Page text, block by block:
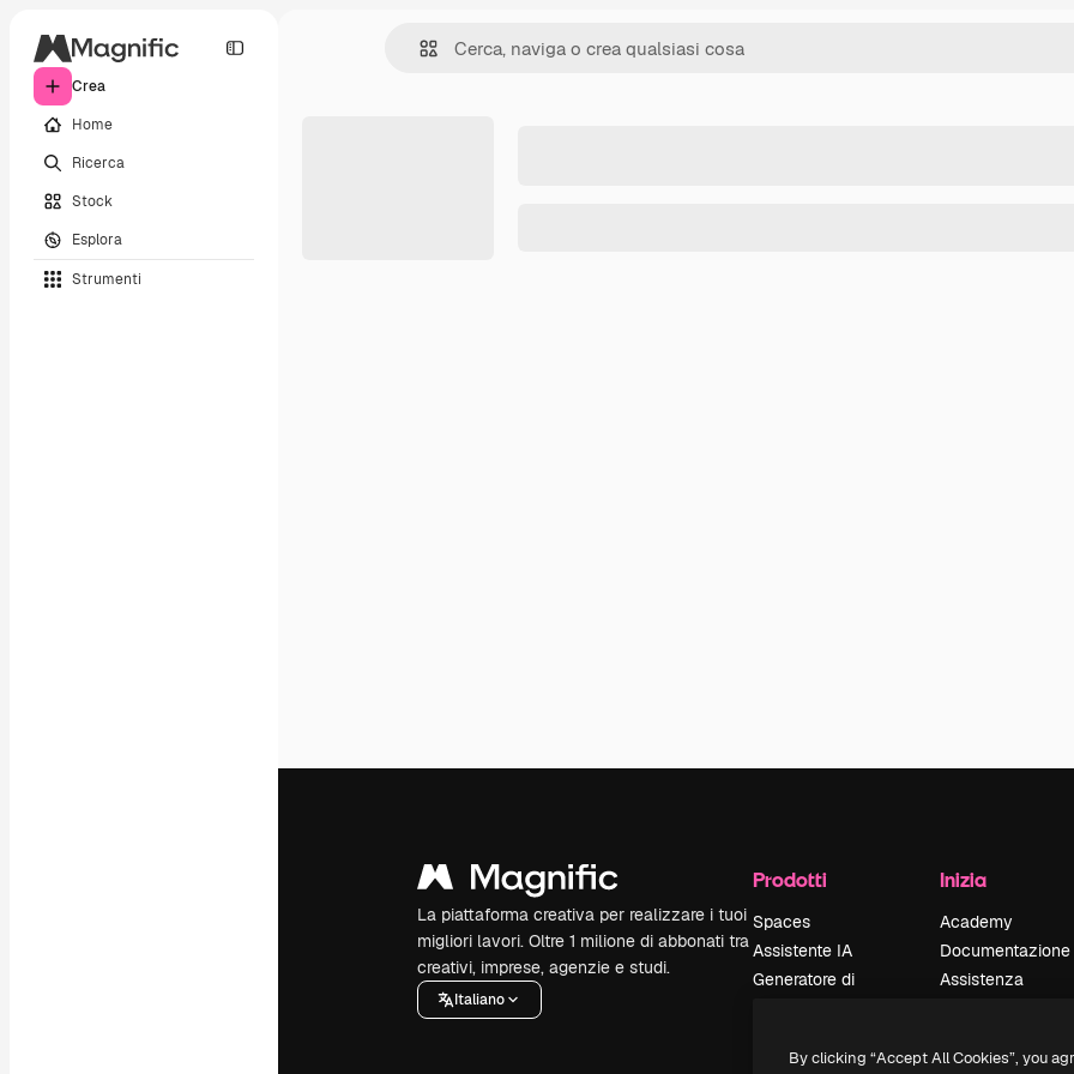
Crea
Home
Ricerca
Stock
Esplora
Strumenti
La piattaforma creativa per realizzare i tuoi
migliori lavori. Oltre 1 milione di abbonati tra
creativi, imprese, agenzie e studi.
Italiano
Prodotti
Spaces
Assistente IA
Generatore di
Inizia
Academy
Documentazione
Assistenza
Politica sulla
By clicking “Accept All Cookies”, you